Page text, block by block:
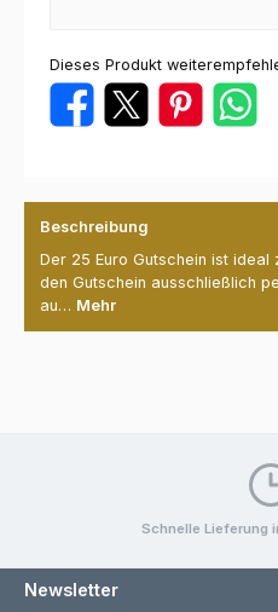
Dieses Produkt
Beschreibung
Der 25 Euro Gutschein ist ideal
den Gutschein ausschließlich
au… Mehr
Schnelle Lieferung
Newsletter